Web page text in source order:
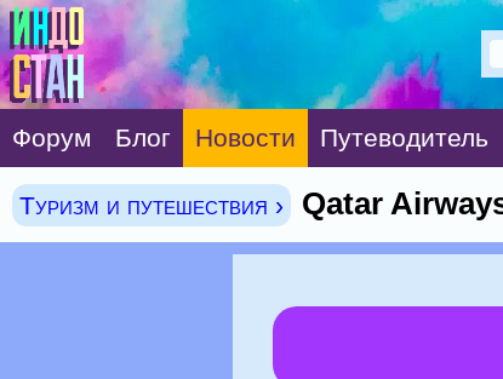
Форум Блог Новости Путеводитель
Туризм и путешествия › Qatar